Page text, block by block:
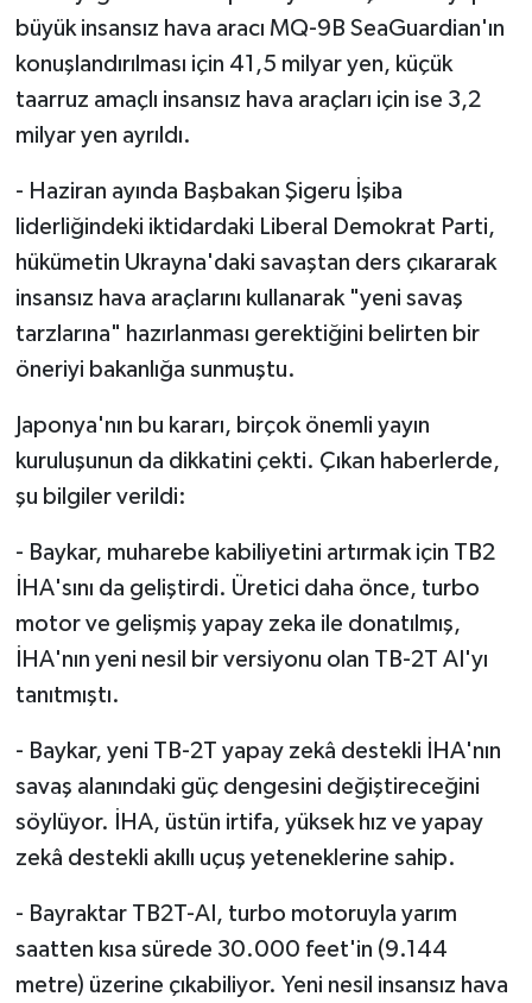
büyük insansız hava aracı MQ-9B SeaGuardian'ın
konuşlandırılması için 41,5 milyar yen, küçük
taarruz amaçlı insansız hava araçları için ise 3,2
milyar yen ayrıldı.
- Haziran ayında Başbakan Şigeru İşiba
liderliğindeki iktidardaki Liberal Demokrat Parti,
hükümetin Ukrayna'daki savaştan ders çıkararak
insansız hava araçlarını kullanarak "yeni savaş
tarzlarına" hazırlanması gerektiğini belirten bir
öneriyi bakanlığa sunmuştu.
Japonya'nın bu kararı, birçok önemli yayın
kuruluşunun da dikkatini çekti. Çıkan haberlerde,
şu bilgiler verildi:
- Baykar, muharebe kabiliyetini artırmak için TB2
İHA'sını da geliştirdi. Üretici daha önce, turbo
motor ve gelişmiş yapay zeka ile donatılmış,
İHA'nın yeni nesil bir versiyonu olan TB-2T AI'yı
tanıtmıştı.
- Baykar, yeni TB-2T yapay zekâ destekli İHA'nın
savaş alanındaki güç dengesini değiştireceğini
söylüyor. İHA, üstün irtifa, yüksek hız ve yapay
zekâ destekli akıllı uçuş yeteneklerine sahip.
- Bayraktar TB2T-AI, turbo motoruyla yarım
saatten kısa sürede 30.000 feet'in (9.144
metre) üzerine çıkabiliyor. Yeni nesil insansız hava